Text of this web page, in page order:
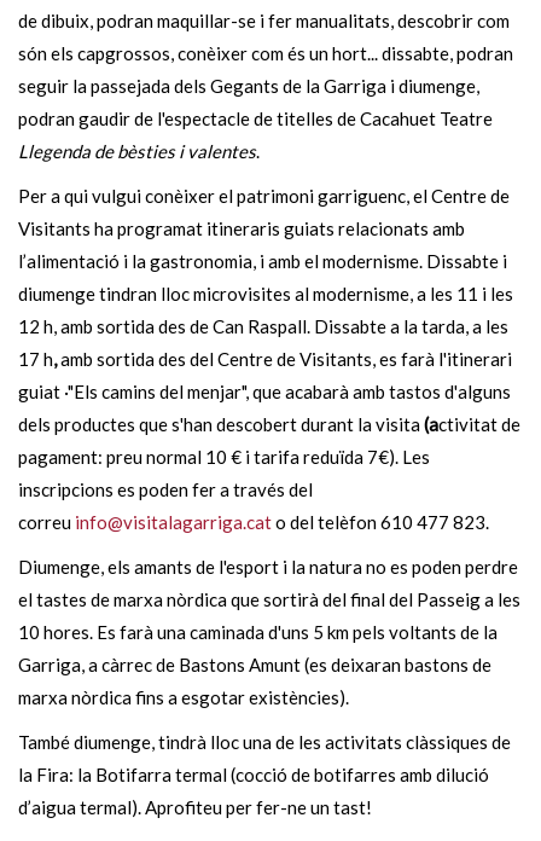
de dibuix, podran maquillar-se i fer manualitats, descobrir com
són els capgrossos, conèixer com és un hort... dissabte, podran
seguir la passejada dels Gegants de la Garriga i diumenge,
podran gaudir de l'espectacle de titelles de Cacahuet Teatre
Llegenda de bèsties i valentes.
Per a qui vulgui conèixer el patrimoni garriguenc, el Centre de
Visitants ha programat itineraris guiats relacionats amb
l’alimentació i la gastronomia, i amb el modernisme. Dissabte i
diumenge tindran lloc microvisites al modernisme, a les 11 i les
12 h, amb sortida des de Can Raspall. Dissabte a la tarda, a les
17 h,amb sortida des del Centre de Visitants, es farà l'itinerari
guiat ·"Els camins del menjar", que acabarà amb tastos d'alguns
dels productes que s'han descobert durant la visita(activitat de
pagament: preu normal 10 € i tarifa reduïda 7€). Les
inscripcions es poden fer a través del
correu info@visitalagarriga.cato del telèfon 610 477 823.
Diumenge, els amants de l'esport i la natura no es poden perdre
el tastes de marxa nòrdica que sortirà del final del Passeig a les
10 hores. Es farà una caminada d'uns 5 km pels voltants de la
Garriga, a càrrec de Bastons Amunt (es deixaran bastons de
marxa nòrdica fins a esgotar existències).
També diumenge, tindrà lloc una de les activitats clàssiques de
la Fira: la Botifarra termal (cocció de botifarres amb dilució
d’aigua termal). Aprofiteu per fer-ne un tast!